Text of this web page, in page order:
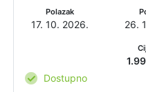
Polazak
17. 10. 2026. 26.
Dostupno